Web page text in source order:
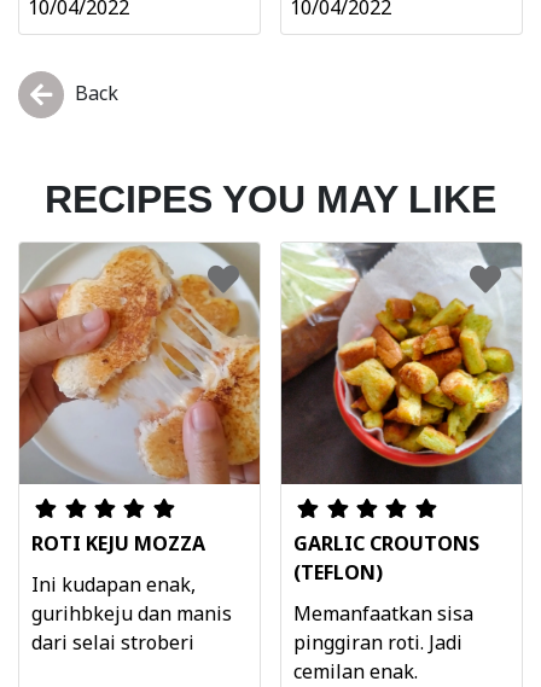
10/04/2022 10/04/2022
Back
RECIPES YOU MAY LIKE
ROTI KEJU MOZZA
Ini kudapan enak,
gurihbkeju dan manis
dari selai stroberi
GARLIC CROUTONS
(TEFLON)
Memanfaatkan sisa
pinggiran roti. Jadi
cemilan enak.